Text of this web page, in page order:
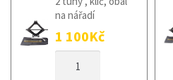
na nářadí
1 100Kč
KOLO